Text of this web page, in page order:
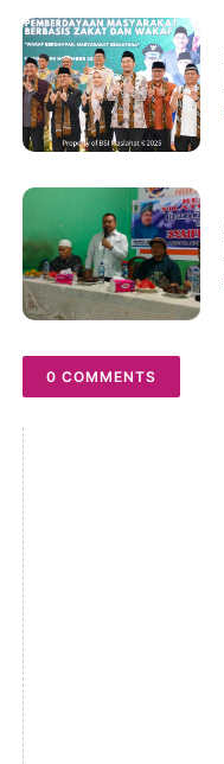
0 COMMENTS